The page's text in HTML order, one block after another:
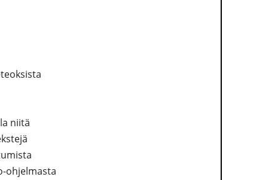
niitä
ohjelmasta